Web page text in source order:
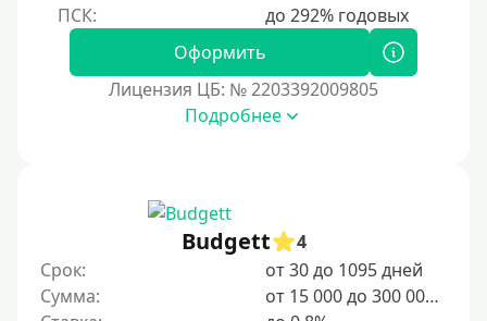
С 22 лет
С 23 лет
Несовершеннолетним
Для мужчин
Женский займ
Оформить
Лицензия ЦБ: № 2203392009805
Подробнее
Budgett
4
Срок:
от 30 до 1095 дней
Сумма:
от 15 000 до 300 000 ₽